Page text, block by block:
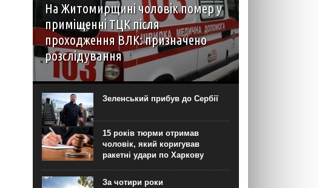
На Житомирщині чоловік помер у
приміщенні ТЦК після
проходження ВЛК: призначено
розслідування
6 серпня до територіального центру
комплектування на Житомирщині доставили
чоловіка, який фігурував як порушник правил
військового обліку. Під час перебування у
приміщенні він знепритомнів, а потім помер. Про
інцидент...
Зеленський прибув до Сербії
15 років тюрми отримав
чоловік, який коригував
ракетні удари по Харкову
За чотири роки